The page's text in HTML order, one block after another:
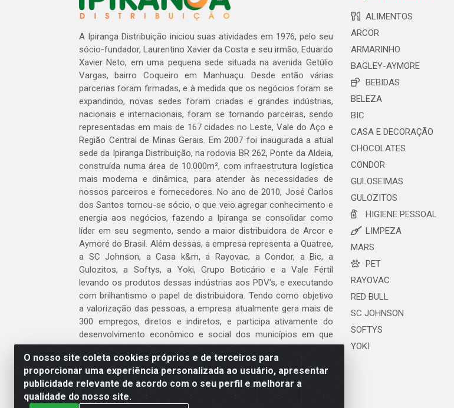
O nosso site coleta cookies próprios e de terceiros para
proporcionar uma experiência personalizada ao usuário, apresentar
publicidade relevante de acordo com o seu perfil e melhorar a
qualidade do nosso site.
A Ipiranga Distribuição iniciou suas atividades em 1976, pelo seu
sócio-fundador, Laurentino Xavier da Costa e seu irmão, Eduardo
Xavier Neto, em uma pequena sede situada na avenida Getúlio
Vargas, bairro Coqueiro em Manhuaçu. Desde então várias
parcerias foram firmadas, e à medida que os negócios foram se
expandindo, novas sedes foram criadas e grandes indústrias,
nacionais e internacionais, foram se tornando parceiras, sendo
representadas em mais de 167 cidades no Leste, Vale do Aço e
Região Central de Minas Gerais. Em 2007 foi inaugurada a atual
sede da Ipiranga Distribuição, na rodovia BR 262, Ponte da Aldeia,
construída numa área de 10.000m², com infraestrutura logística
mais moderna e dinâmica, para atender às necessidades de
nossos parceiros e fornecedores. No ano de 2010, José Carlos
dos Santos tornou-se sócio, o que veio agregar conhecimento e
energia aos negócios, fazendo a Ipiranga se consolidar como
líder em seu segmento, sendo a maior distribuidora de Arcor e
Aymoré do Brasil. Além dessas, a empresa representa a Quatree,
a SC Johnson, a Casa k&m, a Rayovac, a Condor, a Bic, a
Gulozitos, a Softys, a Yoki, Grupo Boticário e a Vale Fértil
levando os produtos dessas indústrias aos PDV’s, e executando
com brilhantismo o papel de distribuidora. Tendo como objetivo
a valorização das pessoas, a empresa atualmente gera mais de
300 empregos, diretos e indiretos, e participa ativamente do
desenvolvimento econômico e social dos municípios em que
atua.
Venha fazer parte do nosso time!
Clique aqui
ALIMENTOS
ARCOR
ARMARINHO
BAGLEY-AYMORE
BEBIDAS
BELEZA
BIC
CASA E DECORAÇÃO
CHOCOLATES
CONDOR
GULOSEIMAS
GULOZITOS
HIGIENE PESSOAL
LIMPEZA
MARS
PET
RAYOVAC
RED BULL
SC JOHNSON
SOFTYS
YOKI